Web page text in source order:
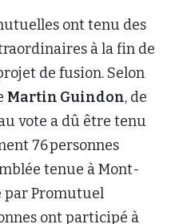
ont tenu des
à la fin de
de fusion. Selon
Martin Guindon, de
vote a dû être tenu
76 personnes
tenue à Mont-
par Promutuel
ont participé à